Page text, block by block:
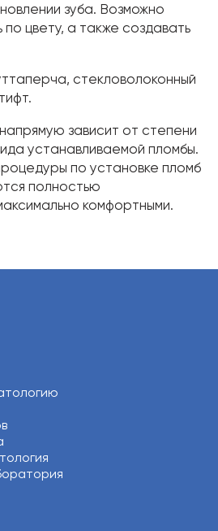
зуба. Возможно
цвету, а также создавать
стекловолоконный
зависит от степени
устанавливаемой пломбы.
по установке пломб
полностью
комфортными.